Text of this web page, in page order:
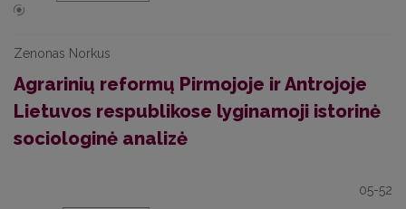
Zenonas Norkus
Agrarinių reformų Pirmojoje ir Antrojoje
Lietuvos respublikose lyginamoji istorinė
sociologinė analizė
05-52